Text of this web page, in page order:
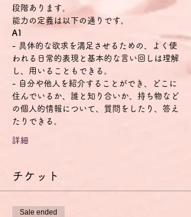
段階あります。
能力の定義は以下の通りです。
A1
- 具体的な欲求を満足させるための、よく使
われる日常的表現と基本的な言い回しは理解
し、用いることもできる。
- 自分や他人を紹介することができ、どこに
住んでいるか、誰と知り合いか、持ち物など
の個人的情報について、質問をしたり、答え
たりできる。
詳細
チケット
Sale ended